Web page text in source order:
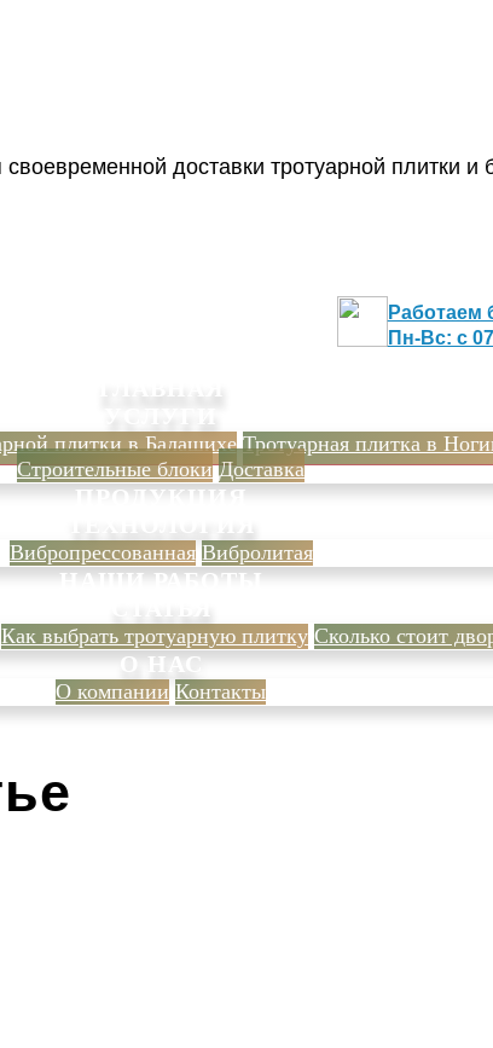
доставки тротуарной плитки и
Работаем
Пн-Вс: с
плитки в Балашихе Тротуарная плитка в
Строительные блоки Доставка
ПРОДУКЦИЯ
Вибропрессованная Вибролитая
НАШИ РАБОТЫ
Как выбрать тротуарную плитку Сколько стоит
О НАС
О компании Контакты